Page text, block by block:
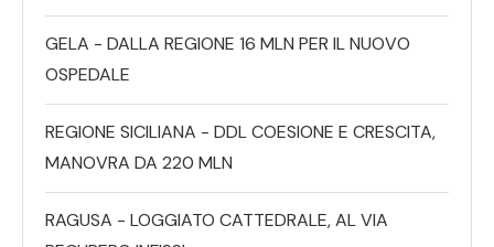
GELA - DALLA REGIONE 16 MLN PER IL NUOVO
OSPEDALE
REGIONE SICILIANA - DDL COESIONE E CRESCITA,
MANOVRA DA 220 MLN
RAGUSA - LOGGIATO CATTEDRALE, AL VIA